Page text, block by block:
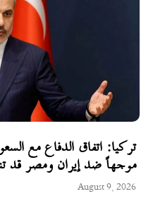
تركيا: اتفاق الدفاع مع
موجهاً ضد إيران ومصر قد
August 9, 2026